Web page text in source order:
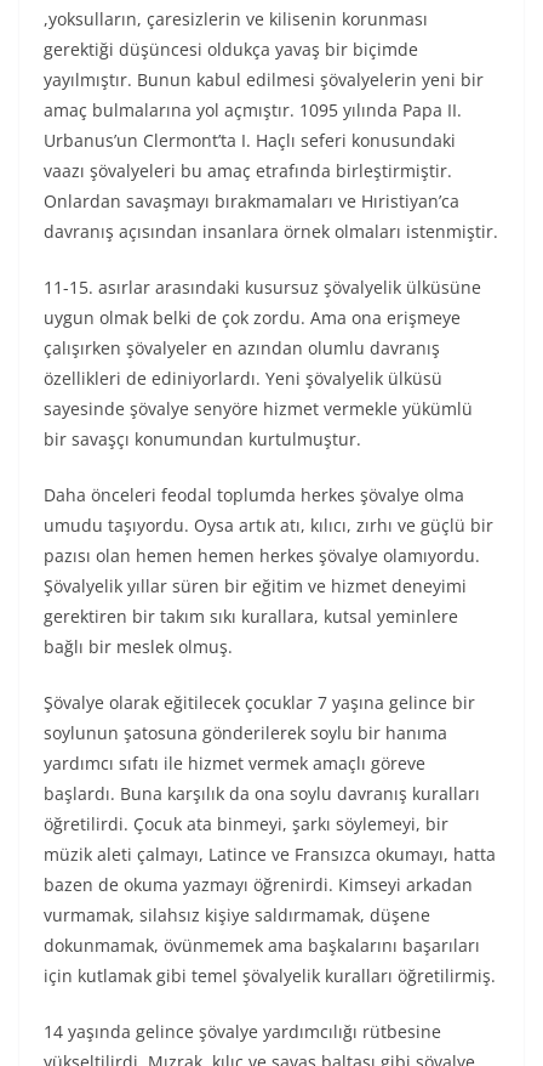
,yoksulların, çaresizlerin ve kilisenin korunması
gerektiği düşüncesi oldukça yavaş bir biçimde
yayılmıştır. Bunun kabul edilmesi şövalyelerin yeni bir
amaç bulmalarına yol açmıştır. 1095 yılında Papa II.
Urbanus’un Clermont’ta I. Haçlı seferi konusundaki
vaazı şövalyeleri bu amaç etrafında birleştirmiştir.
Onlardan savaşmayı bırakmamaları ve Hıristiyan’ca
davranış açısından insanlara örnek olmaları istenmiştir.
11-15. asırlar arasındaki kusursuz şövalyelik ülküsüne
uygun olmak belki de çok zordu. Ama ona erişmeye
çalışırken şövalyeler en azından olumlu davranış
özellikleri de ediniyorlardı. Yeni şövalyelik ülküsü
sayesinde şövalye senyöre hizmet vermekle yükümlü
bir savaşçı konumundan kurtulmuştur.
Daha önceleri feodal toplumda herkes şövalye olma
umudu taşıyordu. Oysa artık atı, kılıcı, zırhı ve güçlü bir
pazısı olan hemen hemen herkes şövalye olamıyordu.
Şövalyelik yıllar süren bir eğitim ve hizmet deneyimi
gerektiren bir takım sıkı kurallara, kutsal yeminlere
bağlı bir meslek olmuş.
Şövalye olarak eğitilecek çocuklar 7 yaşına gelince bir
soylunun şatosuna gönderilerek soylu bir hanıma
yardımcı sıfatı ile hizmet vermek amaçlı göreve
başlardı. Buna karşılık da ona soylu davranış kuralları
öğretilirdi. Çocuk ata binmeyi, şarkı söylemeyi, bir
müzik aleti çalmayı, Latince ve Fransızca okumayı, hatta
bazen de okuma yazmayı öğrenirdi. Kimseyi arkadan
vurmamak, silahsız kişiye saldırmamak, düşene
dokunmamak, övünmemek ama başkalarını başarıları
için kutlamak gibi temel şövalyelik kuralları öğretilirmiş.
14 yaşında gelince şövalye yardımcılığı rütbesine